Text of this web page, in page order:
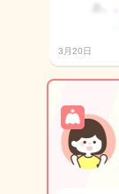
3月20日